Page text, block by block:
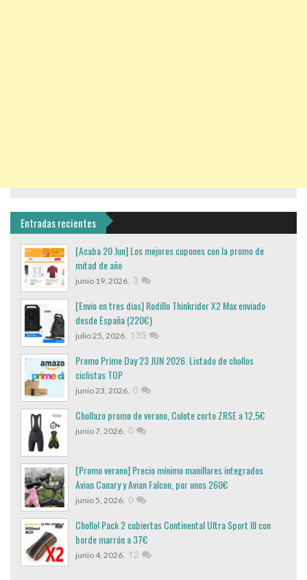
Entradas recientes
[Acaba 20 Jun] Los mejores cupones con la promo de
mitad de año
junio 19, 2026, 3
[Envio en tres dias] Rodillo Thinkrider X2 Max enviado
desde España (220€)
julio 25, 2026, 135
Promo Prime Day 23 JUN 2026. Listado de chollos
ciclistas TOP
junio 23, 2026, 0
Chollazo promo de verano, Culote corto ZRSE a 12,5€
junio 7, 2026, 0
[Promo verano] Precio mínimo manillares integrados
Avian Canary y Avian Falcon, por unos 260€
junio 5, 2026, 0
Chollo! Pack 2 cubiertas Continental Ultra Sport III con
borde marrón a 37€
junio 4, 2026, 12